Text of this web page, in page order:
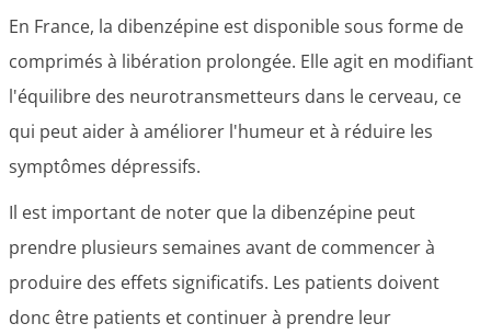
En France, la dibenzépine est disponible sous forme de
comprimés à libération prolongée. Elle agit en modifiant
l'équilibre des neurotransmetteurs dans le cerveau, ce
qui peut aider à améliorer l'humeur et à réduire les
symptômes dépressifs.
Il est important de noter que la dibenzépine peut
prendre plusieurs semaines avant de commencer à
produire des effets significatifs. Les patients doivent
donc être patients et continuer à prendre leur